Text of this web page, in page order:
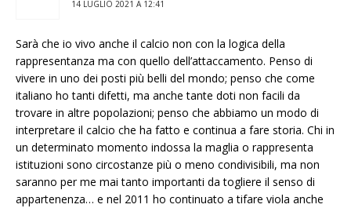
14 LUGLIO 2021 A 12:41
Sarà che io vivo anche il calcio non con la logica della
rappresentanza ma con quello dell’attaccamento. Penso di
vivere in uno dei posti più belli del mondo; penso che come
italiano ho tanti difetti, ma anche tante doti non facili da
trovare in altre popolazioni; penso che abbiamo un modo di
interpretare il calcio che ha fatto e continua a fare storia. Chi in
un determinato momento indossa la maglia o rappresenta
istituzioni sono circostanze più o meno condivisibili, ma non
saranno per me mai tanto importanti da togliere il senso di
appartenenza… e nel 2011 ho continuato a tifare viola anche